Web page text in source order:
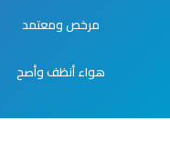
مرخص ومعتمد
هواء أنظف وأصح